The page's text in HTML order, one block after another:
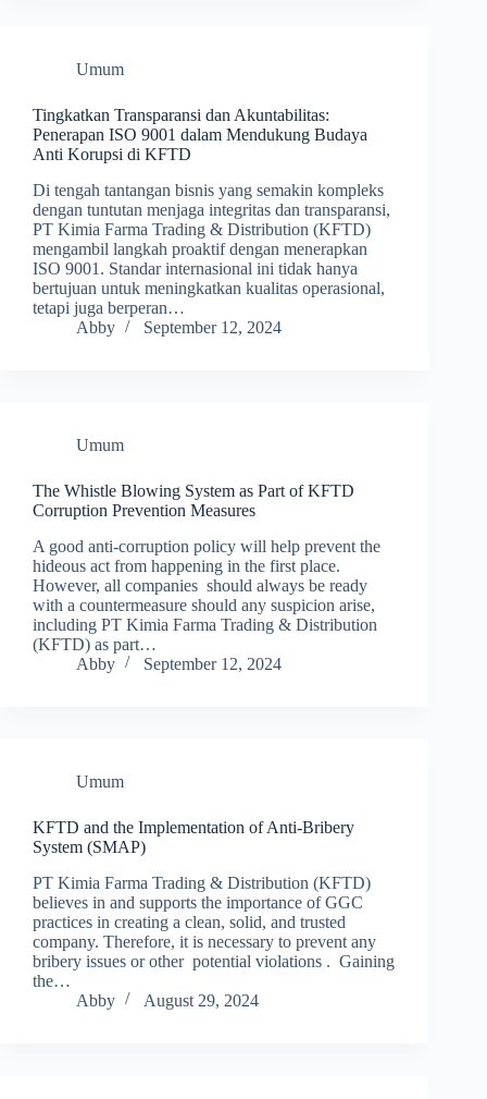
Umum
Tingkatkan Transparansi dan Akuntabilitas:
Penerapan ISO 9001 dalam Mendukung Budaya
Anti Korupsi di KFTD
Di tengah tantangan bisnis yang semakin kompleks
dengan tuntutan menjaga integritas dan transparansi,
PT Kimia Farma Trading & Distribution (KFTD)
mengambil langkah proaktif dengan menerapkan
ISO 9001. Standar internasional ini tidak hanya
bertujuan untuk meningkatkan kualitas operasional,
tetapi juga berperan…
Abby
September 12, 2024
Umum
The Whistle Blowing System as Part of KFTD
Corruption Prevention Measures
A good anti-corruption policy will help prevent the
hideous act from happening in the first place.
However, all companies should always be ready
with a countermeasure should any suspicion arise,
including PT Kimia Farma Trading & Distribution
(KFTD) as part…
Abby
September 12, 2024
Umum
KFTD and the Implementation of Anti-Bribery
System (SMAP)
PT Kimia Farma Trading & Distribution (KFTD)
believes in and supports the importance of GGC
practices in creating a clean, solid, and trusted
company. Therefore, it is necessary to prevent any
bribery issues or other potential violations . Gaining
the…
Abby
August 29, 2024